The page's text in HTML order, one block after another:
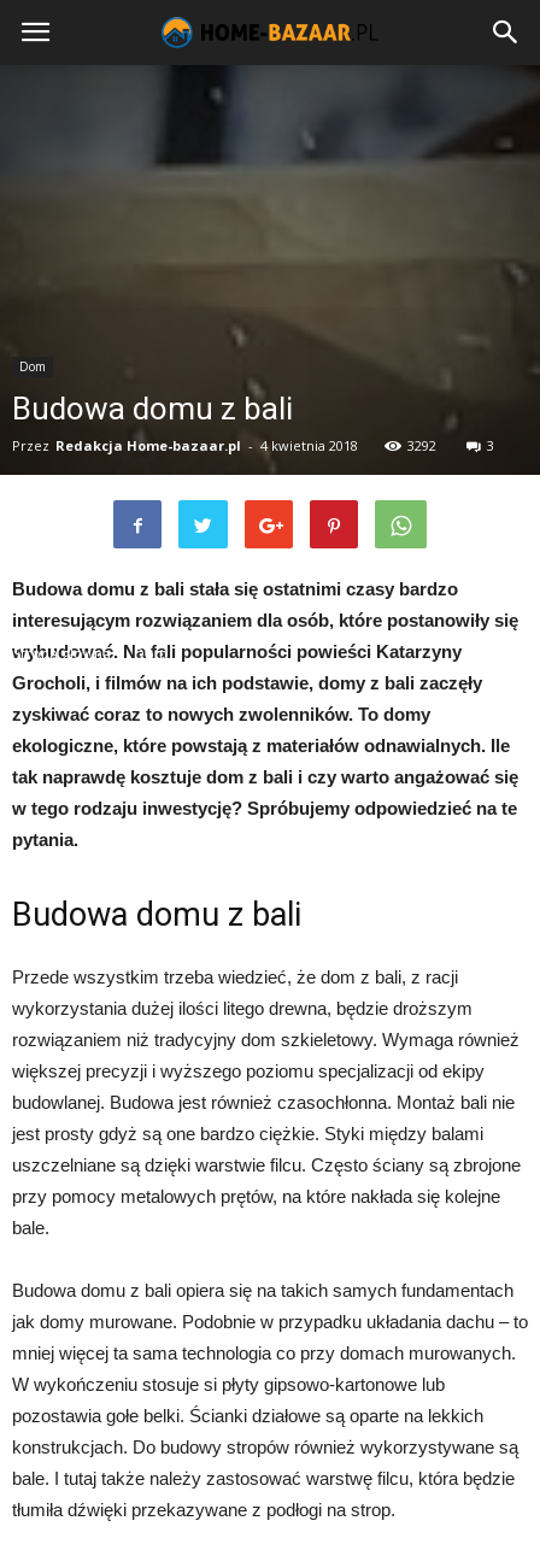
Strona główna Dom
Dom
Budowa domu z bali
Przez Redakcja Home-bazaar.pl - 4 kwietnia 2018 3292 3
Budowa domu z bali stała się ostatnimi czasy bardzo
interesującym rozwiązaniem dla osób, które postanowiły się
wybudować. Na fali popularności powieści Katarzyny
Grocholi, i filmów na ich podstawie, domy z bali zaczęły
zyskiwać coraz to nowych zwolenników. To domy
ekologiczne, które powstają z materiałów odnawialnych. Ile
tak naprawdę kosztuje dom z bali i czy warto angażować się
w tego rodzaju inwestycję? Spróbujemy odpowiedzieć na te
pytania.
Budowa domu z bali
Przede wszystkim trzeba wiedzieć, że dom z bali, z racji
wykorzystania dużej ilości litego drewna, będzie droższym
rozwiązaniem niż tradycyjny dom szkieletowy. Wymaga również
większej precyzji i wyższego poziomu specjalizacji od ekipy
budowlanej. Budowa jest również czasochłonna. Montaż bali nie
jest prosty gdyż są one bardzo ciężkie. Styki między balami
uszczelniane są dzięki warstwie filcu. Często ściany są zbrojone
przy pomocy metalowych prętów, na które nakłada się kolejne
bale.
Budowa domu z bali opiera się na takich samych fundamentach
jak domy murowane. Podobnie w przypadku układania dachu – to
mniej więcej ta sama technologia co przy domach murowanych.
W wykończeniu stosuje si płyty gipsowo-kartonowe lub
pozostawia gołe belki. Ścianki działowe są oparte na lekkich
konstrukcjach. Do budowy stropów również wykorzystywane są
bale. I tutaj także należy zastosować warstwę filcu, która będzie
tłumiła dźwięki przekazywane z podłogi na strop.